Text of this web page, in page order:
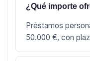
¿Qué importe
Préstamos
50.000 €, con